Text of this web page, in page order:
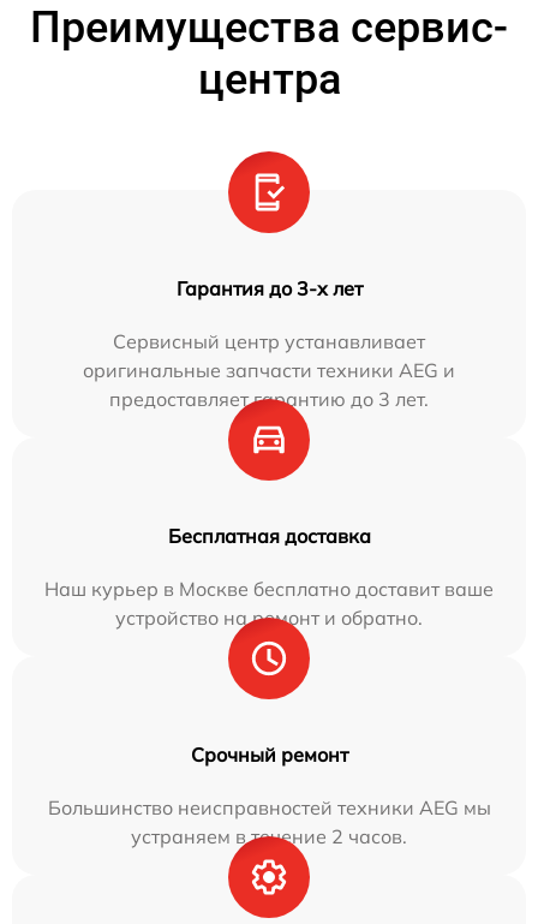
Преимущества сервис-
центра
Гарантия до 3-х лет
Сервисный центр устанавливает
оригинальные запчасти техники AEG и
предоставляет гарантию до 3 лет.
Бесплатная доставка
Наш курьер в Москве бесплатно доставит ваше
устройство на ремонт и обратно.
Срочный ремонт
Большинство неисправностей техники AEG мы
устраняем в течение 2 часов.